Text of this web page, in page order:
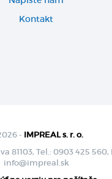
Kontakt
- IMPREAL s. r. o.
81103, Tel.: 0903 425
info@impreal.sk